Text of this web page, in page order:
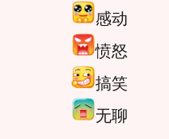
感动
愤怒
搞笑
无聊